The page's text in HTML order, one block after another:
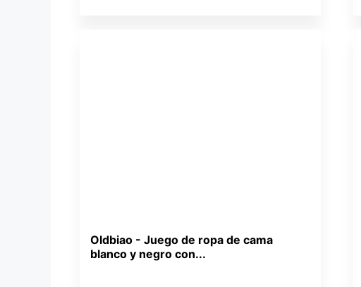
Oldbiao - Juego de ropa de cama
blanco y negro con...